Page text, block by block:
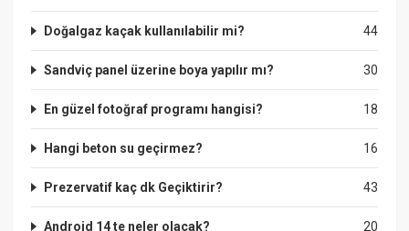
44
Doğalgaz kaçak kullanılabilir mi?
30
Sandviç panel üzerine boya yapılır mı?
18
En güzel fotoğraf programı hangisi?
16
Hangi beton su geçirmez?
43
Prezervatif kaç dk Geçiktirir?
20
Android 14 te neler olacak?